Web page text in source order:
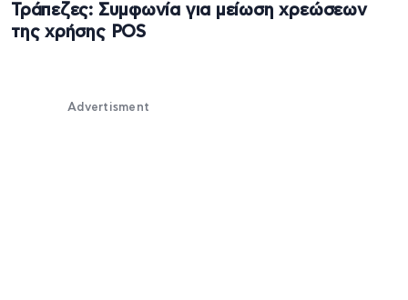
Τράπεζες: Συμφωνία για μείωση χρεώσεων
της χρήσης POS
Advertisment